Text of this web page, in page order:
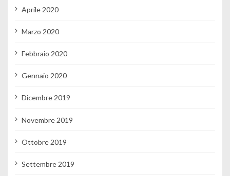
Aprile 2020
Marzo 2020
Febbraio 2020
Gennaio 2020
Dicembre 2019
Novembre 2019
Ottobre 2019
Settembre 2019